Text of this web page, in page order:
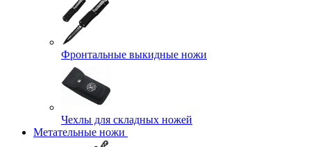
Фронтальные выкидные ножи
Чехлы для складных ножей
Метательные ножи